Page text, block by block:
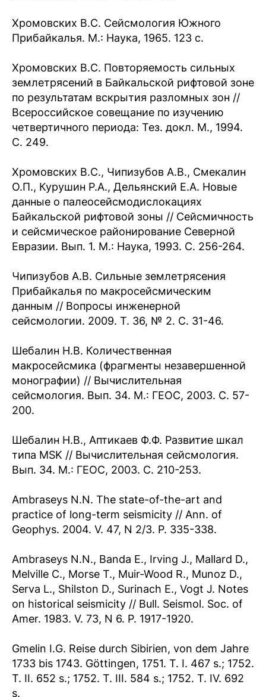
Хромовских В.С. Сейсмология Южного
Прибайкалья. М.: Наука, 1965. 123 с.
Хромовских В.С. Повторяемость сильных
землетрясений в Байкальской рифтовой зоне
по результатам вскрытия разломных зон //
Всероссийское совещание по изучению
четвертичного периода: Тез. докл. М., 1994.
С. 249.
Хромовских В.С., Чипизубов А.В., Смекалин
О.П., Курушин Р.А., Дельянский Е.А. Новые
данные о палеосейсмодислокациях
Байкальской рифтовой зоны // Сейсмичность
и сейсмическое районирование Северной
Евразии. Вып. 1. М.: Наука, 1993. С. 256-264.
Чипизубов А.В. Сильные землетрясения
Прибайкалья по макросейсмическим
данным // Вопросы инженерной
сейсмологии. 2009. Т. 36, № 2. С. 31-46.
Шебалин Н.В. Количественная
макросейсмика (фрагменты незавершенной
монографии) // Вычислительная
сейсмология. Вып. 34. М.: ГЕОС, 2003. С. 57-
200.
Шебалин Н.В., Аптикаев Ф.Ф. Развитие шкал
типа MSK // Вычислительная сейсмология.
Вып. 34. М.: ГЕОС, 2003. С. 210-253.
Ambraseys N.N. The state-of-the-art and
practice of long-term seismicity // Ann. of
Geophys. 2004. V. 47, N 2/3. P. 335-338.
Ambraseys N.N., Banda E., Irving J., Mallard D.,
Melville C., Morse T., Muir-Wood R., Munoz D.,
Serva L., Shilston D., Surinach E., Vogt J. Notes
on historical seismicity // Bull. Seismol. Soc. of
Amer. 1983. V. 73, N 6. P. 1917-1920.
Gmelin I.G. Reise durch Sibirien, von dem Jahre
1733 bis 1743. Göttingen, 1751. T. I. 467 s.; 1752.
T. II. 652 s.; 1752. T. III. 584 s.; 1752. T. IV. 692
s.